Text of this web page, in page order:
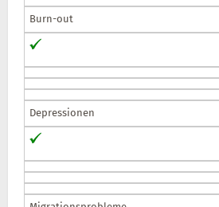
Burn-out
Depressionen